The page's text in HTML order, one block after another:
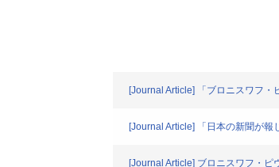
[Journal Article] 「ブロニスワフ・
[Journal Article] 「日本の新聞が報
[Journal Article] ブロニスワフ・ピ